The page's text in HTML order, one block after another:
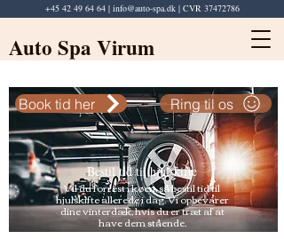
+45 42 49 64 64| info@auto-spa.dk| CVR 37472786
Auto Spa Virum
Bestil tid til hjulskifte
Vil du forrest i køen, så bestil tid til
hjulskifte allerede i dag. Vi opbevarer
dine vinterdæk, hvis du er træt af at
have dem stående.
Ring til os
Book tid her